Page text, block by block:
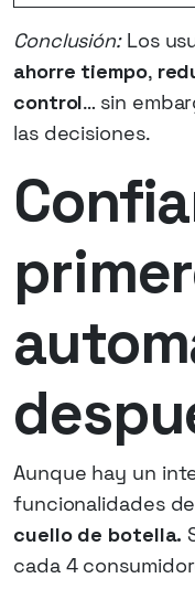
Conclusión:Los
ahorre tiempo,
control… sin
las decisiones.
Aunque hay un
funcionalidades de
cuello de botella.
cada 4